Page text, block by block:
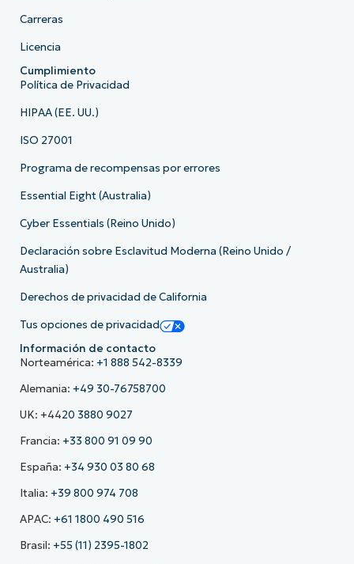
Carreras
Licencia
Cumplimiento
Política de Privacidad
HIPAA (EE. UU.)
ISO 27001
Programa de recompensas por errores
Essential Eight (Australia)
Cyber Essentials (Reino Unido)
Declaración sobre Esclavitud Moderna (Reino Unido /
Australia)
Derechos de privacidad de California
Tus opciones de privacidad
Información de contacto
Norteamérica: +1 888 542-8339
Alemania: +49 30-76758700
UK: +4420 3880 9027
Francia: +33 800 91 09 90
España: +34 930 03 80 68
Italia: +39 800 974 708
APAC: +61 1800 490 516
Brasil: +55 (11) 2395-1802